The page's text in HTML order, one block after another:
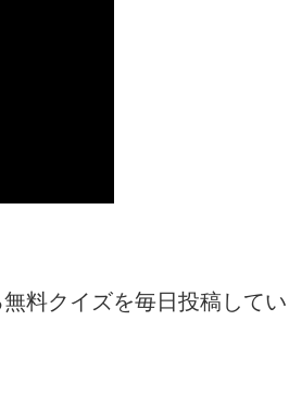
料クイズを毎日投稿してい